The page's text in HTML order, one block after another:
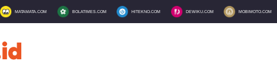
MATAMATA.COM BOLATIMES.COM HITEKNO.COM DEWIKU.COM MOBIMOTO.COM